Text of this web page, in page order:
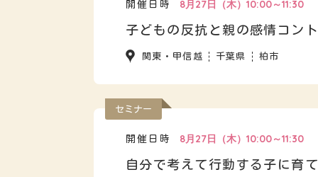
開催日時
8月27日（木）10:00～11:30
子どもの反抗と親の感情コン
関東・甲信越 千葉県 柏市
セミナー
開催日時
8月27日（木）10:00～11:30
自分で考えて行動する子に育